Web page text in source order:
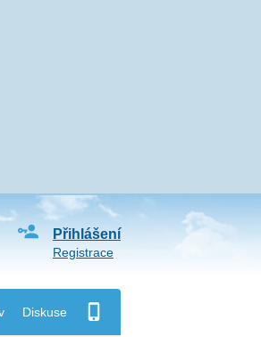
Diskuse
Přihlášení
Registrace